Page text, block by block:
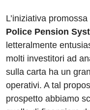
L’iniziativa
Police Pension
letteralmente
molti investitori ad
sulla carta ha un
operativi. A tal
prospetto abbiamo